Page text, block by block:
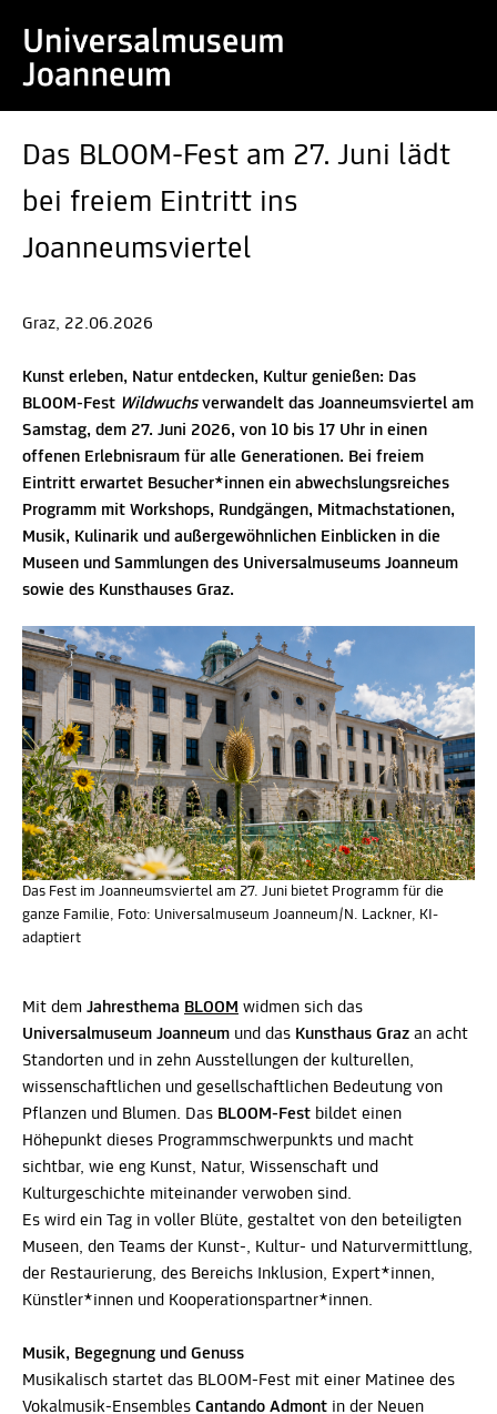
Das BLOOM-Fest am 27. Juni lädt
bei freiem Eintritt ins
Joanneumsviertel
Graz, 22.06.2026
Kunst erleben, Natur entdecken, Kultur genießen: Das
BLOOM-Fest Wildwuchsverwandelt das Joanneumsviertel am
Samstag, dem 27. Juni 2026, von 10 bis 17 Uhr in einen
offenen Erlebnisraum für alle Generationen. Bei freiem
Eintritt erwartet Besucher*innen ein abwechslungsreiches
Programm mit Workshops, Rundgängen, Mitmachstationen,
Musik, Kulinarik und außergewöhnlichen Einblicken in die
Museen und Sammlungen des Universalmuseums Joanneum
sowie des Kunsthauses Graz.
Das Fest im Joanneumsviertel am 27. Juni bietet Programm für die
ganze Familie, Foto: Universalmuseum Joanneum/N. Lackner, KI-
adaptiert
Mit dem Jahresthema BLOOM widmen sich das
Universalmuseum Joanneum und das Kunsthaus Graz an acht
Standorten und in zehn Ausstellungen der kulturellen,
wissenschaftlichen und gesellschaftlichen Bedeutung von
Pflanzen und Blumen. Das BLOOM-Fest bildet einen
Höhepunkt dieses Programmschwerpunkts und macht
sichtbar, wie eng Kunst, Natur, Wissenschaft und
Kulturgeschichte miteinander verwoben sind.
Es wird ein Tag in voller Blüte, gestaltet von den beteiligten
Museen, den Teams der Kunst-, Kultur- und Naturvermittlung,
der Restaurierung, des Bereichs Inklusion, Expert*innen,
Künstler*innen und Kooperationspartner*innen.
Musik, Begegnung und Genuss
Musikalisch startet das BLOOM-Fest mit einer Matinee des
Vokalmusik-Ensembles Cantando Admont in der Neuen